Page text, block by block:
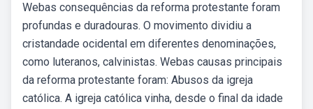
Webas consequências da reforma protestante foram
profundas e duradouras. O movimento dividiu a
cristandade ocidental em diferentes denominações,
como luteranos, calvinistas. Webas causas principais
da reforma protestante foram: Abusos da igreja
católica. A igreja católica vinha, desde o final da idade